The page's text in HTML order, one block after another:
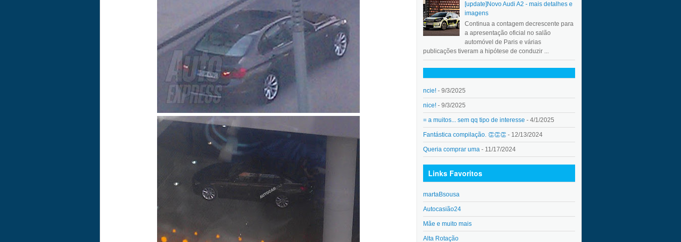
[update]Novo Audi A2 - mais detalhes e
imagens
Continua a contagem decrescente para
a apresentação oficial no salão
automóvel de Paris e várias
publicações tiveram a hipótese de conduzir ...
ncie! - 9/3/2025
nice! - 9/3/2025
= a muitos... sem qq tipo de interesse - 4/1/2025
Fantástica compilação. 👏👏👏 - 12/13/2024
Queria comprar uma - 11/17/2024
Links Favoritos
martaBsousa
Autocasião24
Mãe e muito mais
Alta Rotação